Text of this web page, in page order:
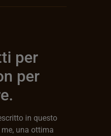
per
per
in questo
una ottima